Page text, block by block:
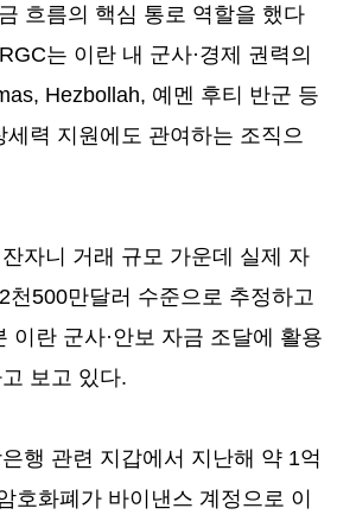
흐름의 핵심 통로 역할을 했다
는 이란 내 군사·경제 권력의
Hezbollah, 예멘 후티 반군 등
력 지원에도 관여하는 조직으
자니 거래 규모 가운데 실제 자
천500만달러 수준으로 추정하고
이란 군사·안보 자금 조달에 활용
보고 있다.
행 관련 지갑에서 지난해 약 1억
호화폐가 바이낸스 계정으로 이